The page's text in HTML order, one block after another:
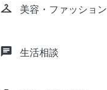
checkroom 美容・ファッション
chat 生活相談